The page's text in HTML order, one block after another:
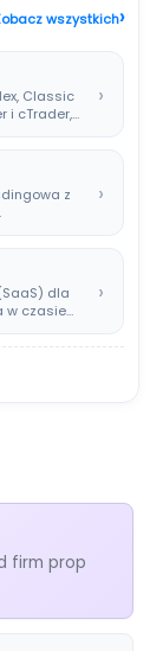
wszystkich›
Classic
i cTrader,…
›
z
›
dla
w czasie
›
firm prop